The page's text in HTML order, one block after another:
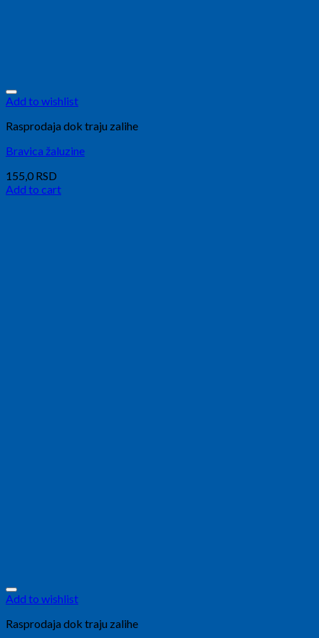
Add to wishlist
Rasprodaja dok traju zalihe
Bravica žaluzine
155,0 RSD
Add to cart
Add to wishlist
Rasprodaja dok traju zalihe